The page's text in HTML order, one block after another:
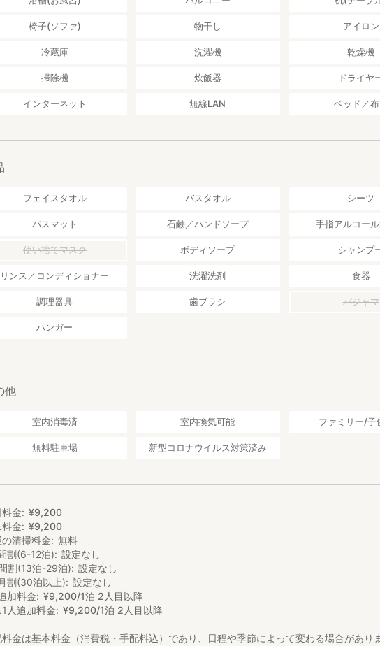
の特産、須木栗を使った料理も楽しむことが出来ます。
は行っておりません。
内に5台まで駐車可能な無料駐車場がございます。
島空港から車で70分
の前に目印となる看板を設置させていただいております。
椅子(ソファ) 物干し アイロン
冷蔵庫 洗濯機 乾燥機
掃除機 炊飯器 ドライヤ
インターネット 無線LAN ベッド／
フェイスタオル バスタオル シーツ
バスマット 石鹸／ハンドソープ 手指アルコー
使い捨てマスク ボディソープ シャンプ
リンス／コンディショナー 洗濯洗剤 食器
調理器具 歯ブラシ パジャマ
ハンガー
他
室内消毒済 室内換気可能 ファミリー/子
無料駐車場 新型コロナウイルス対策済み
金 ¥9,200
金
¥9,200
清掃料金
無料
割(6-12泊)
設定なし
割(13泊-29泊)
設定なし
割(30泊以上)
設定なし
加料金
¥9,200/1泊 2人目以降
人追加料金
¥9,200/1泊 2人目以降
料金は基本料金（消費税・手配料込）であり、日程や季節によって変わる場合があり